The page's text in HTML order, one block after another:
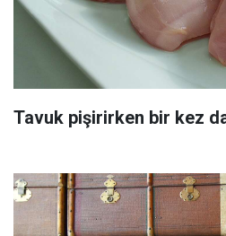
Tavuk pişirirken bir kez